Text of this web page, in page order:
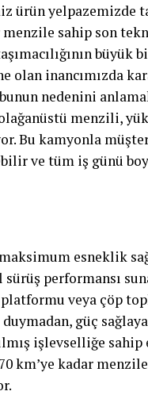
yelpazemizde
sahip son
büyük
inancımızda
nedenini
menzili,
Bu kamyonla
ve tüm iş günü
esneklik
performansı
veya çöp
güç
işlevselliğe sahip
km’ye kadar